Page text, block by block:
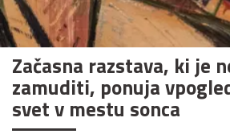
Začasna razstava, ki je
zamuditi, ponuja
svet v mestu sonca